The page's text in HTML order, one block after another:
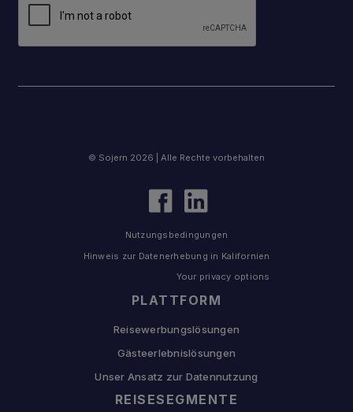
PLATTFORM
Reisewerbungslösungen
Gästeerlebnislösungen
Unser Ansatz zur Datennutzung
REISESEGMENTE
© Sojern 2026 | Alle Rechte vorbehalten
Nutzungsbedingungen
Hinweis zur Datenerhebung in Kalifornien
Your privacy options